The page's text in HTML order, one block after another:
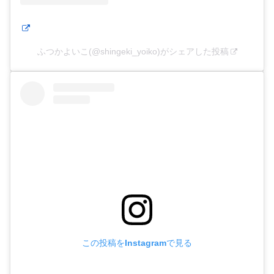
ふつかよいこ(@shingeki_yoiko)がシェアした投稿
この投稿をInstagramで見る